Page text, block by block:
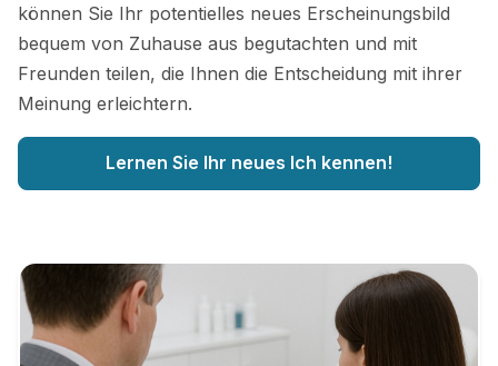
können Sie Ihr potentielles neues Erscheinungsbild
bequem von Zuhause aus begutachten und mit
Freunden teilen, die Ihnen die Entscheidung mit ihrer
Meinung erleichtern.
Lernen Sie Ihr neues Ich kennen!